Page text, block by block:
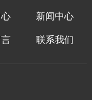
新闻中心
联系我们